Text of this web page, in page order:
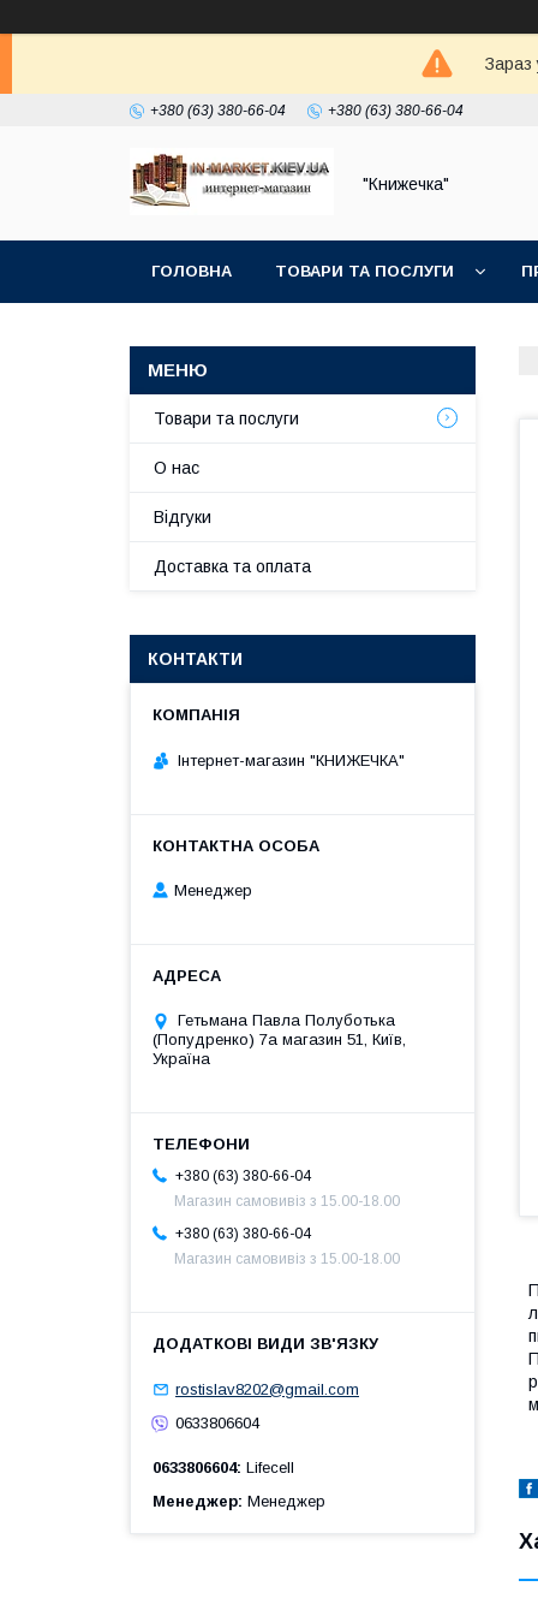
Зараз
+380 (63) 380-66-04 +380 (63) 380-66-04
"Книжечка"
ГОЛОВНА ТОВАРИ ТА ПОСЛУГИ
Товари та послуги
О нас
Відгуки
Доставка та оплата
КОНТАКТИ
Інтернет-магазин "КНИЖЕЧКА"
Менеджер
Гетьмана Павла Полуботька
(Попудренко) 7а магазин 51, Київ,
Україна
+380 (63) 380-66-04
Магазин самовивіз з 15.00-18.00
+380 (63) 380-66-04
Магазин самовивіз з 15.00-18.00
rostislav8202@gmail.com
0633806604
0633806604 Lifecell
Менеджер Менеджер